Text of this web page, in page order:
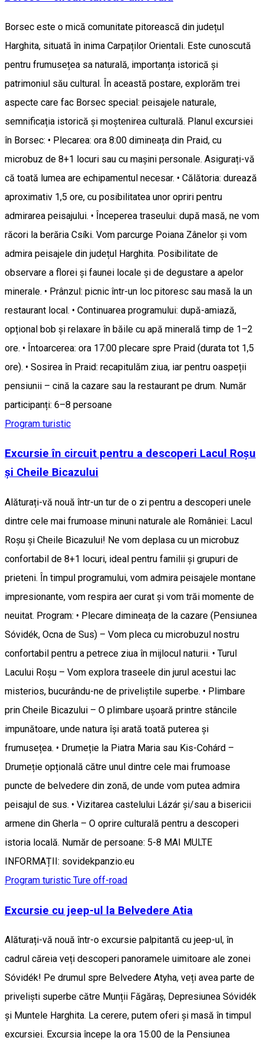
Borsec este o mică comunitate pitorească din județul
Harghita, situată în inima Carpaților Orientali. Este cunoscută
pentru frumusețea sa naturală, importanța istorică și
patrimoniul său cultural. În această postare, explorăm trei
aspecte care fac Borsec special: peisajele naturale,
semnificația istorică și moștenirea culturală. Planul excursiei
în Borsec: • Plecarea: ora 8:00 dimineața din Praid, cu
microbuz de 8+1 locuri sau cu mașini personale. Asigurați-vă
că toată lumea are echipamentul necesar. • Călătoria: durează
aproximativ 1,5 ore, cu posibilitatea unor opriri pentru
admirarea peisajului. • Începerea traseului: după masă, ne vom
răcori la berăria Csíki. Vom parcurge Poiana Zânelor și vom
admira peisajele din județul Harghita. Posibilitate de
observare a florei și faunei locale și de degustare a apelor
minerale. • Prânzul: picnic într-un loc pitoresc sau masă la un
restaurant local. • Continuarea programului: după-amiază,
opțional bob și relaxare în băile cu apă minerală timp de 1–2
ore. • Întoarcerea: ora 17:00 plecare spre Praid (durata tot 1,5
ore). • Sosirea în Praid: recapitulăm ziua, iar pentru oaspeții
pensiunii – cină la cazare sau la restaurant pe drum. Număr
participanți: 6–8 persoane
Program turistic
Excursie în circuit pentru a descoperi Lacul Roșu
și Cheile Bicazului
Alăturați-vă nouă într-un tur de o zi pentru a descoperi unele
dintre cele mai frumoase minuni naturale ale României: Lacul
Roșu și Cheile Bicazului! Ne vom deplasa cu un microbuz
confortabil de 8+1 locuri, ideal pentru familii și grupuri de
prieteni. În timpul programului, vom admira peisajele montane
impresionante, vom respira aer curat și vom trăi momente de
neuitat. Program: • Plecare dimineața de la cazare (Pensiunea
Sóvidék, Ocna de Sus) – Vom pleca cu microbuzul nostru
confortabil pentru a petrece ziua în mijlocul naturii. • Turul
Lacului Roșu – Vom explora traseele din jurul acestui lac
misterios, bucurându-ne de priveliștile superbe. • Plimbare
prin Cheile Bicazului – O plimbare ușoară printre stâncile
impunătoare, unde natura își arată toată puterea și
frumusețea. • Drumeție la Piatra Maria sau Kis-Cohárd –
Drumeție opțională către unul dintre cele mai frumoase
puncte de belvedere din zonă, de unde vom putea admira
peisajul de sus. • Vizitarea castelului Lázár și/sau a bisericii
armene din Gherla – O oprire culturală pentru a descoperi
istoria locală. Număr de persoane: 5-8 MAI MULTE
INFORMAȚII: sovidekpanzio.eu
Program turistic Ture off-road
Excursie cu jeep-ul la Belvedere Atia
Alăturați-vă nouă într-o excursie palpitantă cu jeep-ul, în
cadrul căreia veți descoperi panoramele uimitoare ale zonei
Sóvidék! Pe drumul spre Belvedere Atyha, veți avea parte de
priveliști superbe către Munții Făgăraș, Depresiunea Sóvidék
și Muntele Harghita. La cerere, putem oferi și masă în timpul
excursiei. Excursia începe la ora 15:00 de la Pensiunea